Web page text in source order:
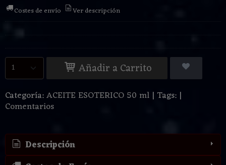
Costes de envío Ver descripción
Añadir a Carrito
Categoría:ACEITE ESOTERICO 50 ml | Tags: |
Comentarios
Descripción